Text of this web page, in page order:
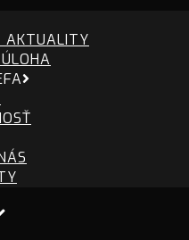
AKTUALITY